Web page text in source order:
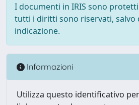
I documenti in IRIS sono
tutti i diritti sono riservati, salvo
indicazione.
Informazioni
Utilizza questo identificativo